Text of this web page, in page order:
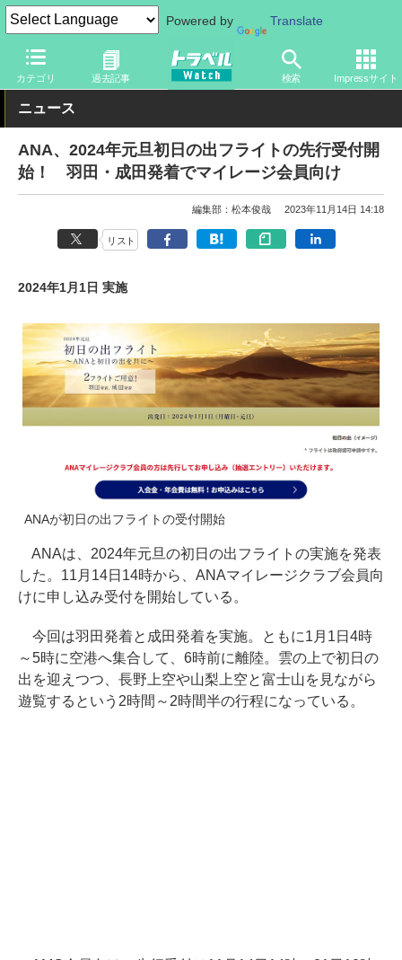
Powered by Translate
カテゴリ 過去記事 検索 Impressサイト
トラベル Watch 企業・政府・官庁 国内エアライン ANA
ニュース
ANA、2024年元旦初日の出フライトの先行受付開
始！ 羽田・成田発着でマイレージ会員向け
編集部：松本俊哉 2023年11月14日 14:18
リスト
2024年1月1日 実施
ANAが初日の出フライトの受付開始
ANAは、2024年元旦の初日の出フライトの実施を発表
した。11月14日14時から、ANAマイレージクラブ会員向
けに申し込み受付を開始している。
今回は羽田発着と成田発着を実施。ともに1月1日4時
～5時に空港へ集合して、6時前に離陸。雲の上で初日の
出を迎えつつ、長野上空や山梨上空と富士山を見ながら
遊覧するという2時間～2時間半の行程になっている。